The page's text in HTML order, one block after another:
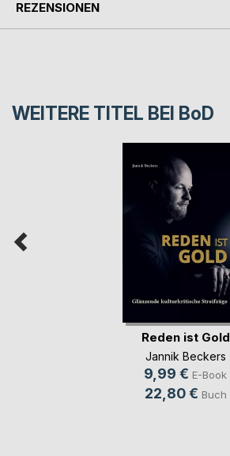
REZENSIONEN
WEITERE TITEL BEI BoD
Reden ist Gold
Jannik Beckers
9,99 € E-Book
22,80 € Buch